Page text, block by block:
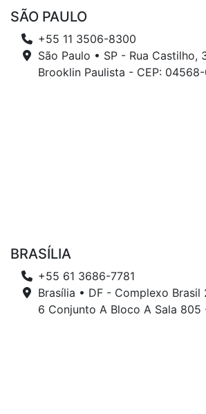
SÃO PAULO
+55 11 3506-8300
São Paulo • SP - Rua Castilho,
Brooklin Paulista - CEP: 04568-
BRASÍLIA
+55 61 3686-7781
Brasília • DF - Complexo Brasil
6 Conjunto A Bloco A Sala 805